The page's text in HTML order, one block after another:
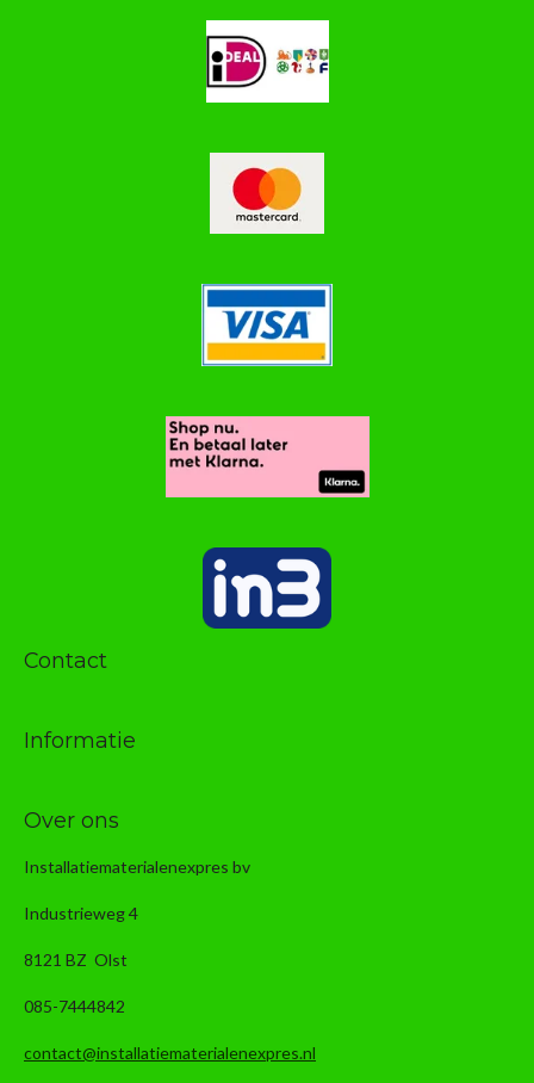
Contact
Informatie
Over ons
Installatiematerialenexpres bv
Industrieweg 4
8121 BZ Olst
085-7444842
contact@installatiematerialenexpres.nl